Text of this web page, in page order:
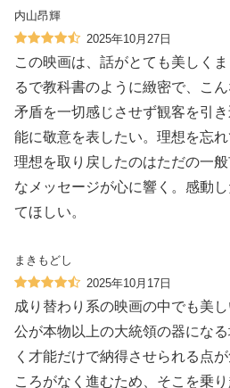
内山昂輝
2025年10月27日
この映画は、話がとても美しく
るで教科書のように緻密で、こ
矛盾を一切感じさせず観客を引
能に敬意を表したい。理想を忘れ
理想を取り戻したのはただの一
なメッセージが心に響く。感動
てほしい。
まきもどし
2025年10月17日
成り替わり系の映画の中でも美
公が本物以上の大統領の器にな
く才能だけで納得させられる点
ころがなく進むため、そこを乗